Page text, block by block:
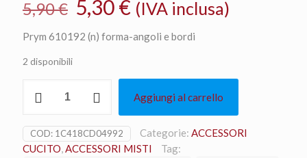
5,90€ Il
prezzo
originale
5,90 €.
5,30€Il
prezzo
attuale
5,30 €.
(IVA inclusa)
Prym 610192 (n) forma-angoli e bordi
2 disponibili
610192
Forma-
angoli
Aggiungi al carrello
COD: 1C418CD04992 Categorie: ACCESSORI
CUCITO,ACCESSORI MISTI Tag: